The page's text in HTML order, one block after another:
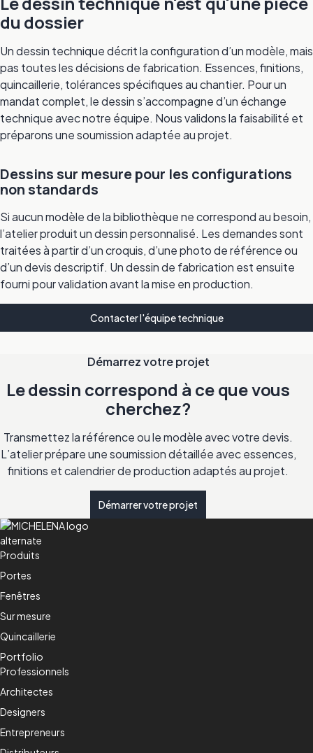
du dossier
Un dessin technique décrit la configuration d’un modèle, mais
pas toutes les décisions de fabrication. Essences, finitions,
quincaillerie, tolérances spécifiques au chantier. Pour un
mandat complet, le dessin s’accompagne d’un échange
technique avec notre équipe. Nous validons la faisabilité et
préparons une soumission adaptée au projet.
Dessins sur mesure pour les configurations
non standards
Si aucun modèle de la bibliothèque ne correspond au besoin,
l’atelier produit un dessin personnalisé. Les demandes sont
traitées à partir d’un croquis, d’une photo de référence ou
d’un devis descriptif. Un dessin de fabrication est ensuite
fourni pour validation avant la mise en production.
Contacter l'équipe technique
Démarrez votre projet
Le dessin correspond à ce que vous
cherchez?
Transmettez la référence ou le modèle avec votre devis.
L’atelier prépare une soumission détaillée avec essences,
finitions et calendrier de production adaptés au projet.
Démarrer votre projet
Produits
Portes
Fenêtres
Sur mesure
Quincaillerie
Portfolio
Professionnels
Architectes
Designers
Entrepreneurs